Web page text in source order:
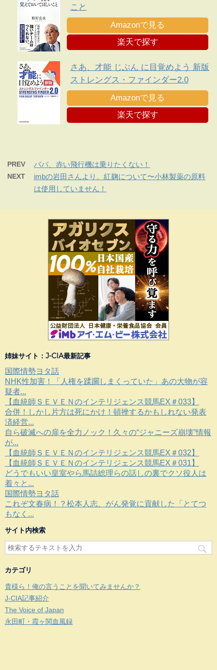
こと
Amazonで見る
楽天で探す
さあ、才能 じぶん に目覚めよう 新版
ストレングス・ファインダー2.0
Amazonで見る
楽天で探す
PREV パパ、赤い飛行機は乗りたくない！
NEXT
imbの岩田さんより。紅麹について〜小林製薬の原料
は使用していません！
姉妹サイト：J-CIA最新記事
国際情勢ヨタ話
NHK性加害！「人権を蹂躙しまくっていた」あの大物が容
疑者...
【血統師ＳＥＶＥＮのインテリジェンス競馬EX＃033】
合併！しかし片方は死にかけ！頓挫するかもしれない発表
済経営...
自ら破滅への扉を全力ノック！久々の“ジャニーズ崩壊”情報
が...
【血統師ＳＥＶＥＮのインテリジェンス競馬EX＃032】
【血統師ＳＥＶＥＮのインテリジェンス競馬EX＃031】
どうでもいい皇室やら馬詰総理らの話しの裏でクソ役人は
着々と...
国際情勢ヨタ話
これぞ文春病！？松本人志、がん発覚に貢献した「とてつ
もなく...
サイト内検索
カテゴリ
貴様ら！俺の言うことを聞いてみませんか？
J-CIA記事紹介
The Voice of Japan
永田町・霞ヶ関血風録